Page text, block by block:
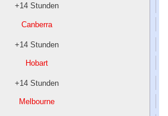
+14 Stunden
Canberra
+14 Stunden
Hobart
+14 Stunden
Melbourne